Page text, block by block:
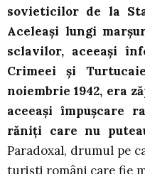
sovieticilor de la
Aceleaşi lungi
sclavilor, aceeaşi
Crimeei şi
noiembrie 1942, era
aceeaşi împuşcare
răniţi care nu
Paradoxal, drumul pe
turişti români care fie